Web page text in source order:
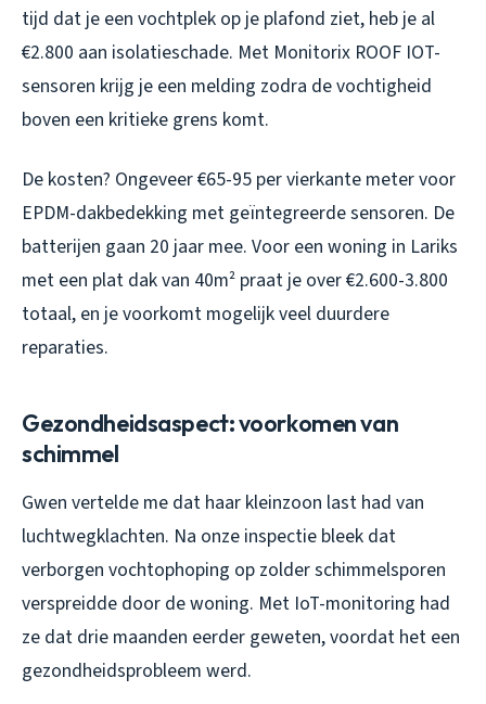
tijd dat je een vochtplek op je plafond ziet, heb je al
€2.800 aan isolatieschade. Met Monitorix ROOF IOT-
sensoren krijg je een melding zodra de vochtigheid
boven een kritieke grens komt.
De kosten? Ongeveer €65-95 per vierkante meter voor
EPDM-dakbedekking met geïntegreerde sensoren. De
batterijen gaan 20 jaar mee. Voor een woning in Lariks
met een plat dak van 40m² praat je over €2.600-3.800
totaal, en je voorkomt mogelijk veel duurdere
reparaties.
Gezondheidsaspect: voorkomen van
schimmel
Gwen vertelde me dat haar kleinzoon last had van
luchtwegklachten. Na onze inspectie bleek dat
verborgen vochtophoping op zolder schimmelsporen
verspreidde door de woning. Met IoT-monitoring had
ze dat drie maanden eerder geweten, voordat het een
gezondheidsprobleem werd.